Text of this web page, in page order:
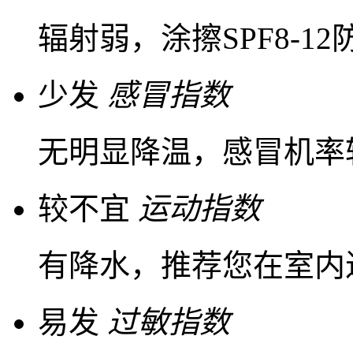
辐射弱，涂擦SPF8-12
少发 感冒指数
无明显降温，感冒机
较不宜 运动指数
有降水，推荐您在室
易发 过敏指数